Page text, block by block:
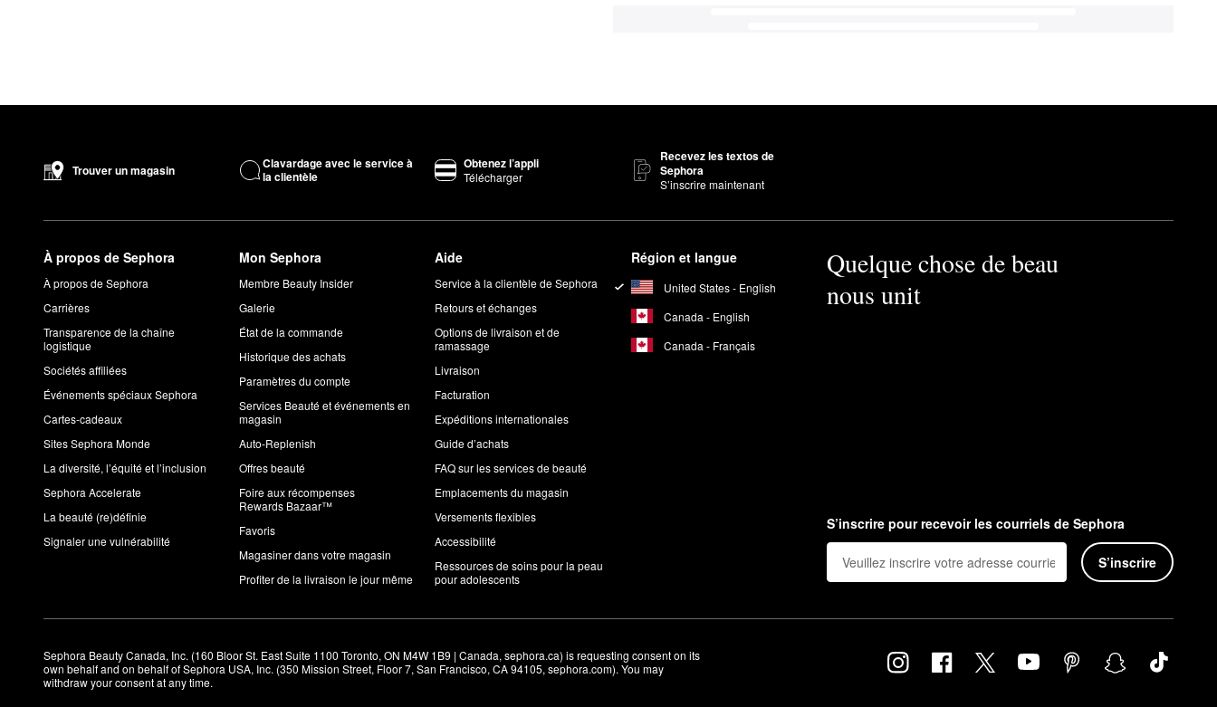
Trouver un magasin
Clavardage avec le service à
la clientèle
Obtenez l’appli
Télécharger
Recevez les textos de
Sephora
S’inscrire maintenant
À propos de Sephora
À propos de Sephora
Carrières
Transparence de la chaîne
logistique
Sociétés affiliées
Événements spéciaux Sephora
Cartes-cadeaux
Sites Sephora Monde
La diversité, l’équité et l’inclusion
Sephora Accelerate
La beauté (re)définie
Signaler une vulnérabilité
Mon Sephora
Membre Beauty Insider
Galerie
État de la commande
Historique des achats
Paramètres du compte
Services Beauté et événements en
magasin
Auto-Replenish
Offres beauté
Foire aux récompenses
Rewards Bazaar™
Favoris
Magasiner dans votre magasin
Profiter de la livraison le jour même
Aide
Service à la clientèle de Sephora
Retours et échanges
Options de livraison et de
ramassage
Livraison
Facturation
Expéditions internationales
Guide d’achats
FAQ sur les services de beauté
Emplacements du magasin
Versements flexibles
Accessibilité
Ressources de soins pour la peau
pour adolescents
Région et langue
United States - English
Canada - English
Canada - Français
Quelque chose de beau
nous unit
S’inscrire pour recevoir les courriels de Sephora
S’inscrire
Sephora Beauty Canada, Inc. (160 Bloor St. East Suite 1100 Toronto, ON M4W 1B9 | Canada, sephora.ca) is requesting consent on its
own behalf and on behalf of Sephora USA, Inc. (350 Mission Street, Floor 7, San Francisco, CA 94105, sephora.com). You may
withdraw your consent at any time.